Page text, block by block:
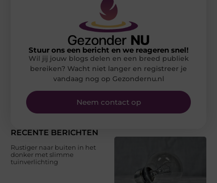
RECENTE BERICHTEN
Rustiger naar buiten in het
donker met slimme
tuinverlichting
Stuur ons een bericht en we reageren snel!
Wil jij jouw blogs delen en een breed publiek
bereiken? Wacht niet langer en registreer je
vandaag nog op Gezondernu.nl
Neem contact op